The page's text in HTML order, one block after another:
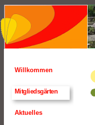
Willkommen
Mitgliedsgärten
Aktuelles